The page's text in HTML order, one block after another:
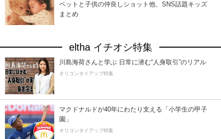
ペットと子供の仲良しショット他、SNS話題キッズ
まとめ
eltha イチオシ特集
川島海荷さんと学ぶ 日常に潜む“人身取引”のリアル
オリコンタイアップ特集
マクドナルドが40年にわたり支える「小学生の甲子
園」
オリコンタイアップ特集